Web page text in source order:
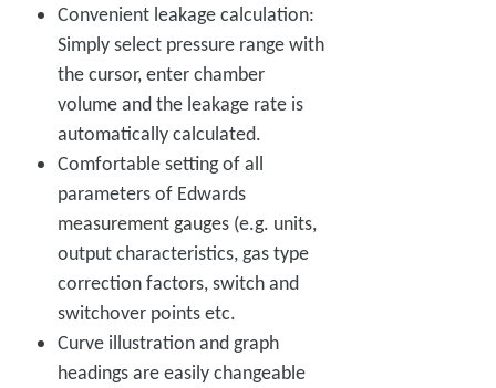
Convenient leakage calculation:
Simply select pressure range with
the cursor, enter chamber
volume and the leakage rate is
automatically calculated.
Comfortable setting of all
parameters of Edwards
measurement gauges (e.g. units,
output characteristics, gas type
correction factors, switch and
switchover points etc.
Curve illustration and graph
headings are easily changeable